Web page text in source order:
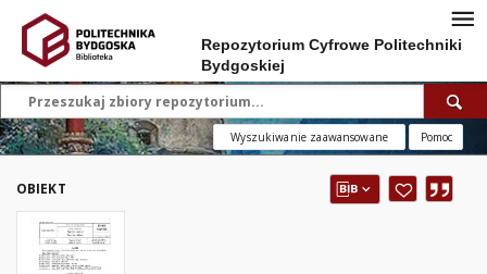
Repozytorium Cyfrowe Politechniki
Bydgoskiej
Wyszukiwanie zaawansowane Pomoc
OBIEKT